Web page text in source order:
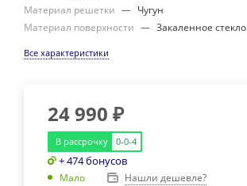
Материал решетки — Чугун
Материал поверхности — Закаленное стекло
Все характеристики
24 990 ₽
В рассрочку 0-0-4
+ 474 бонусов
Мало Нашли дешевле?